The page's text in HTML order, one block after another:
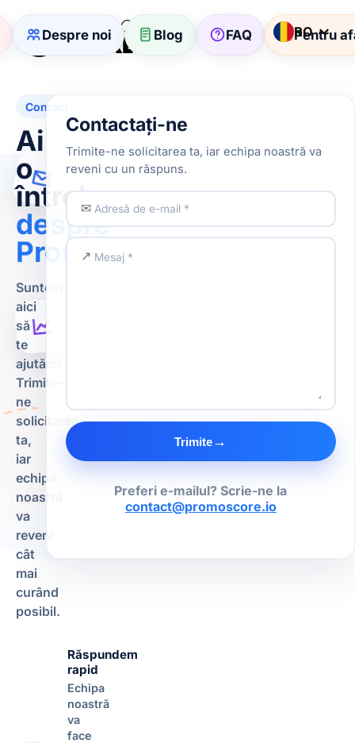
Despre noi Blog FAQ Pentru
RO
Contact
Ai
o
întrebare
despre
Promoscore?
Suntem
aici
să
te
ajutăm!
Trimite-
ne
solicitarea
ta,
iar
echipa
noastră
va
reveni
cât
mai
curând
posibil.
Răspundem
rapid
Echipa
noastră
va
face
Contactați-ne
Trimite-ne solicitarea ta, iar echipa noastră va
reveni cu un răspuns.
✉
↗
Trimite→
Preferi e-mailul? Scrie-ne la
contact@promoscore.io